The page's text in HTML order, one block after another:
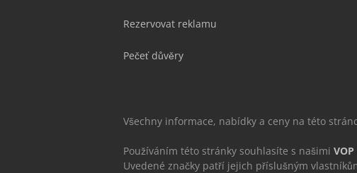
Rezervovat reklamu
Pečeť důvěry
Všechny informace, nabídky a ceny na této
Používáním této stránky souhlasíte s našimi VOP
Uvedené značky patří jejich příslušným